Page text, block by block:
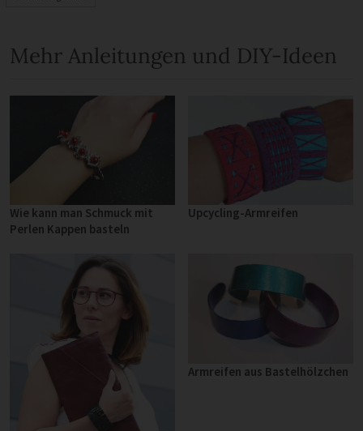
Mehr Anleitungen und DIY-Ideen
Wie kann man Schmuck mit
Perlen Kappen basteln
Upcycling-Armreifen
Armreifen aus Bastelhölzchen